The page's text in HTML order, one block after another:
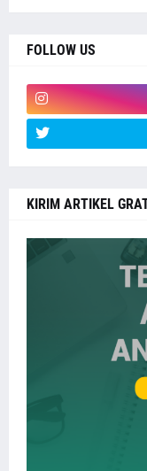
FOLLOW US
KIRIM ARTIKEL